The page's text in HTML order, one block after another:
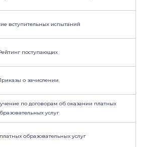
вступительных испытаний
поступающих
о зачислении
по договорам об оказании платных
услуг
образовательных услуг